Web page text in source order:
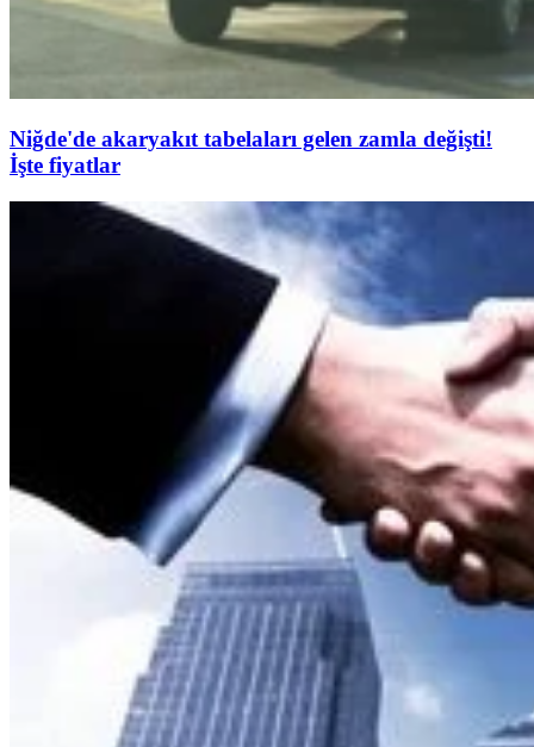
Niğde'de akaryakıt tabelaları gelen zamla değişti!
İşte fiyatlar